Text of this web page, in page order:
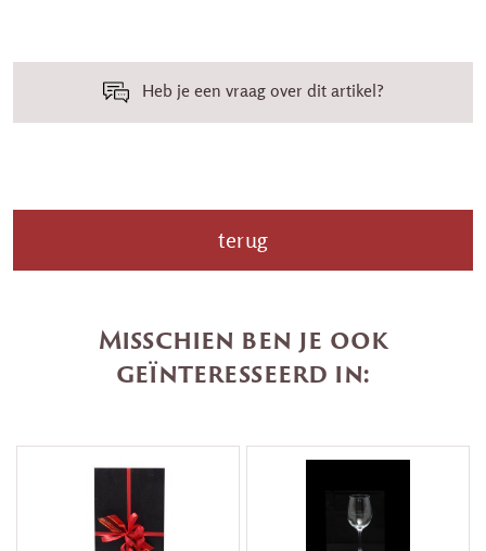
Heb je een vraag over dit artikel?
terug
Misschien ben je ook
geïnteresseerd in: